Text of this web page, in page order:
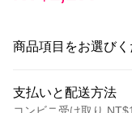
商品項目をお選びく
支払いと配送方法